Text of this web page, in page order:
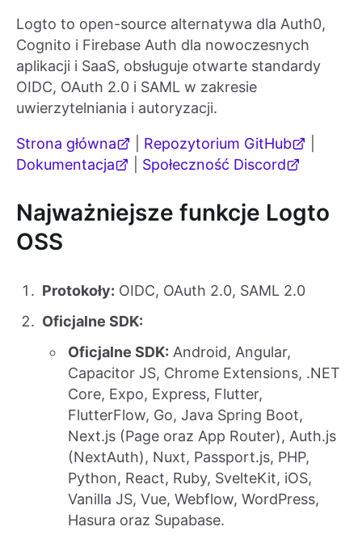
Logto to open-source alternatywa dla Auth0,
Cognito i Firebase Auth dla nowoczesnych
aplikacji i SaaS, obsługuje otwarte standardy
OIDC, OAuth 2.0 i SAML w zakresie
uwierzytelniania i autoryzacji.
Strona główna Repozytorium GitHub
Dokumentacja
Społeczność Discord
Najważniejsze funkcje Logto
OSS
Protokoły: OIDC, OAuth 2.0, SAML 2.0
Oficjalne SDK:
Oficjalne SDK: Android, Angular,
Capacitor JS, Chrome Extensions, .NET
Core, Expo, Express, Flutter,
FlutterFlow, Go, Java Spring Boot,
Next.js (Page oraz App Router), Auth.js
(NextAuth), Nuxt, Passport.js, PHP,
Python, React, Ruby, SvelteKit, iOS,
Vanilla JS, Vue, Webflow, WordPress,
Hasura oraz Supabase.